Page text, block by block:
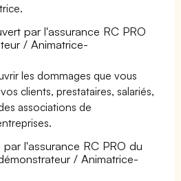
par l'assurance RC PRO
/ Animatrice-
les dommages que vous
clients, prestataires, salariés,
associations de
l'assurance RC PRO du
/ Animatrice-